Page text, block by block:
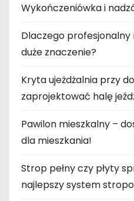
Wykończeniówka i
Dlaczego
duże znaczenie?
Kryta ujeżdżalnia przy
zaprojektować halę
Pawilon mieszkalny –
dla mieszkania!
Strop pełny czy płyty
najlepszy system